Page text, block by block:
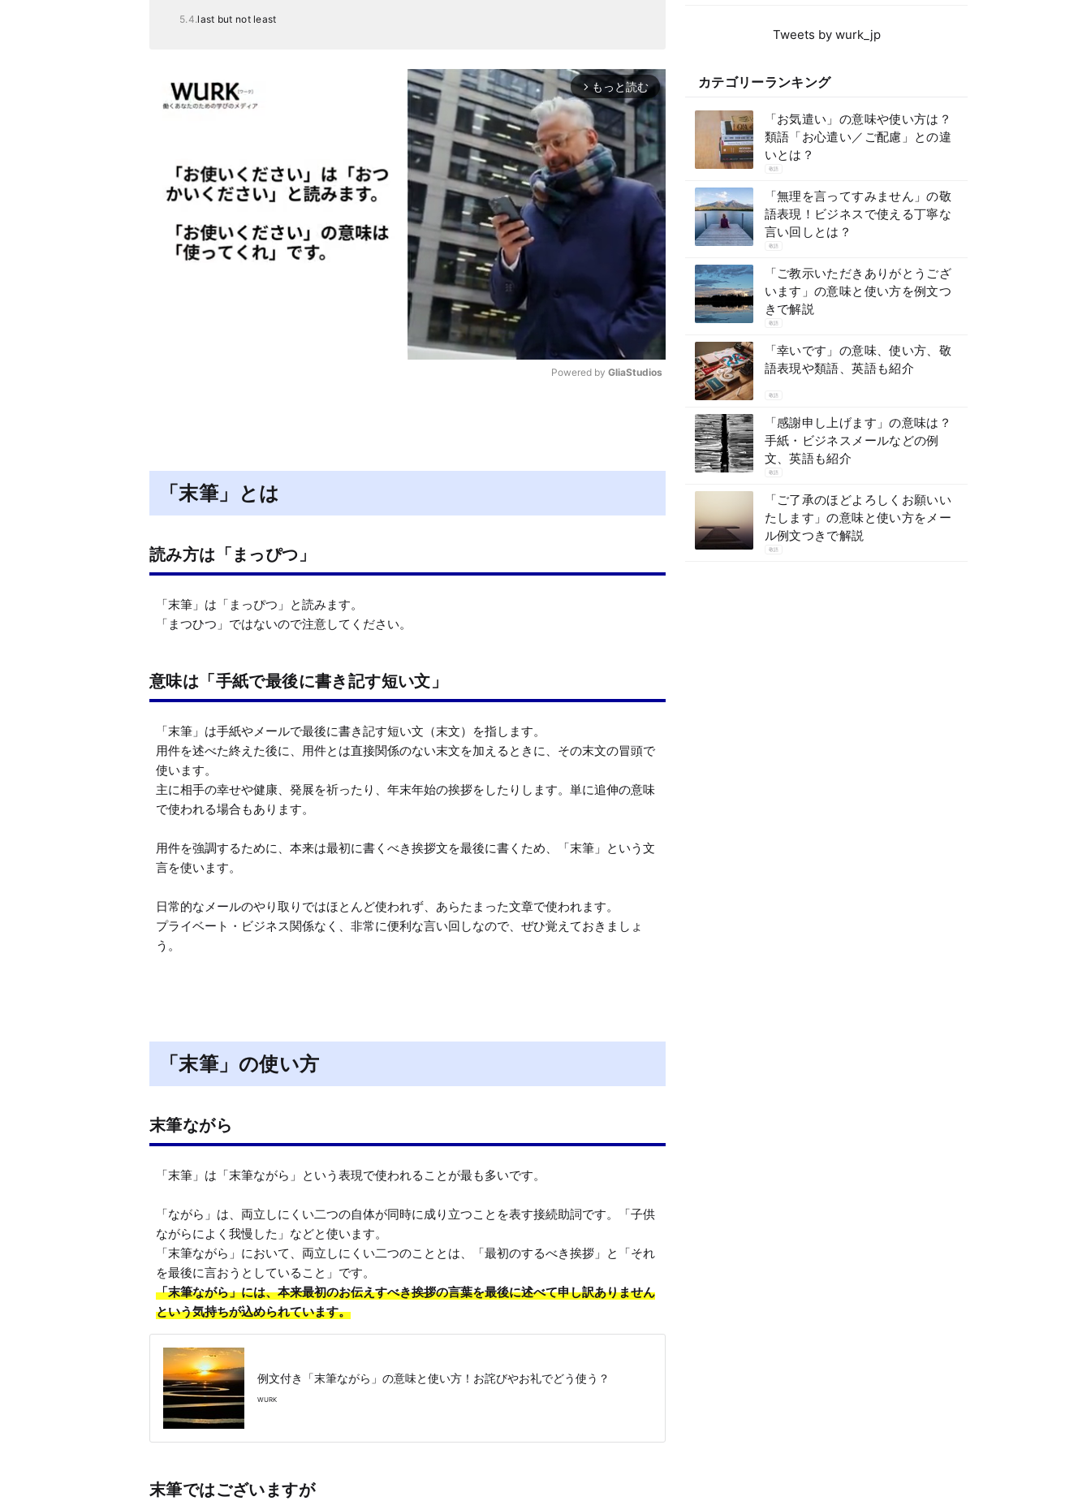
last but not least
arrow_forward_ios もっと読む
Powered by GliaStudios
「末筆」とは
読み方は「まっぴつ」
「末筆」は「まっぴつ」と読みます。
「まつひつ」ではないので注意してください。
意味は「手紙で最後に書き記す短い文」
「末筆」は手紙やメールで最後に書き記す短い文（末文）を指します。
用件を述べた終えた後に、用件とは直接関係のない末文を加えるときに、その末文の冒頭で
使います。
主に相手の幸せや健康、発展を祈ったり、年末年始の挨拶をしたりします。単に追伸の意味
で使われる場合もあります。
用件を強調するために、本来は最初に書くべき挨拶文を最後に書くため、「末筆」という文
言を使います。
日常的なメールのやり取りではほとんど使われず、あらたまった文章で使われます。
プライベート・ビジネス関係なく、非常に便利な言い回しなので、ぜひ覚えておきましょ
う。
「末筆」の使い方
末筆ながら
「末筆」は「末筆ながら」という表現で使われることが最も多いです。
「ながら」は、両立しにくい二つの自体が同時に成り立つことを表す接続助詞です。「子供
ながらによく我慢した」などと使います。
「末筆ながら」において、両立しにくい二つのこととは、「最初のするべき挨拶」と「それ
「末筆ながら」には、本来最初のお伝えすべき挨拶の言葉を最後に述べて申し訳ありません
という気持ちが込められています。
例文付き「末筆ながら」の意味と使い方！お詫びやお礼でどう使う？
WURK
末筆ではございますが
Tweets by wurk_jp
カテゴリーランキング
「お気遣い」の意味や使い方は？
類語「お心遣い／ご配慮」との違
いとは？
敬語
「無理を言ってすみません」の敬
語表現！ビジネスで使える丁寧な
言い回しとは？
敬語
「ご教示いただきありがとうござ
います」の意味と使い方を例文つ
きで解説
敬語
「幸いです」の意味、使い方、敬
語表現や類語、英語も紹介
敬語
「感謝申し上げます」の意味は？
手紙・ビジネスメールなどの例
文、英語も紹介
敬語
「ご了承のほどよろしくお願いい
たします」の意味と使い方をメー
ル例文つきで解説
敬語